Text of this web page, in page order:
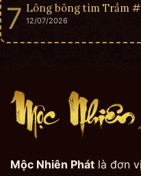
Lông bông tìm Trầm
12/07/2026
Mộc Nhiên Phát là đơn